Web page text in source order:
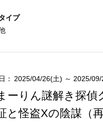
イプ
： 2025/04/26(土) ～ 2025/09/
ーりん謎解き探偵
と怪盗Xの陰謀（再